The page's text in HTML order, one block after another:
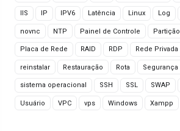
IIS IP IPV6 Latência Linux Log
novnc NTP Painel de Controle Partição
Placa de Rede RAID RDP Rede Privada
reinstalar Restauração Rota Segurança
sistema operacional SSH SSL SWAP
Usuário VPC vps Windows Xampp